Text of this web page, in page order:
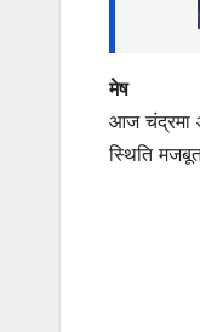
मेष
आज चंद्रमा
स्थिति